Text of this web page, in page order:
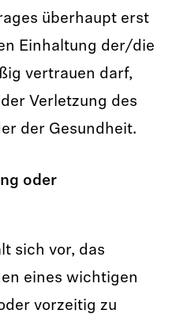
überhaupt erst
Einhaltung der/die
vertrauen darf,
Verletzung des
der Gesundheit.
oder
sich vor, das
eines wichtigen
vorzeitig zu